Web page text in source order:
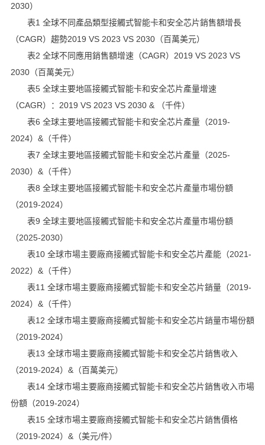
2030）
表1 全球不同產品類型接觸式智能卡和安全芯片銷售額增長
（CAGR）趨勢2019 VS 2023 VS 2030（百萬美元）
表2 全球不同應用銷售額增速（CAGR）2019 VS 2023 VS
2030（百萬美元）
表5 全球主要地區接觸式智能卡和安全芯片產量增速
（CAGR）：2019 VS 2023 VS 2030 & （千件）
表6 全球主要地區接觸式智能卡和安全芯片產量（2019-
2024）&（千件）
表7 全球主要地區接觸式智能卡和安全芯片產量（2025-
2030）&（千件）
表8 全球主要地區接觸式智能卡和安全芯片產量市場份額
（2019-2024）
表9 全球主要地區接觸式智能卡和安全芯片產量市場份額
（2025-2030）
表10 全球市場主要廠商接觸式智能卡和安全芯片產能（2021-
2022）&（千件）
表11 全球市場主要廠商接觸式智能卡和安全芯片銷量（2019-
2024）&（千件）
表12 全球市場主要廠商接觸式智能卡和安全芯片銷量市場份額
（2019-2024）
表13 全球市場主要廠商接觸式智能卡和安全芯片銷售收入
（2019-2024）&（百萬美元）
表14 全球市場主要廠商接觸式智能卡和安全芯片銷售收入市場
份額（2019-2024）
表15 全球市場主要廠商接觸式智能卡和安全芯片銷售價格
（2019-2024）&（美元/件）